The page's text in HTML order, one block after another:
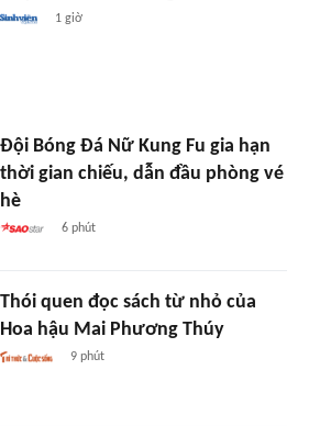
1 giờ
Đội Bóng Đá Nữ Kung Fu gia hạn
thời gian chiếu, dẫn đầu phòng vé
hè
6 phút
Thói quen đọc sách từ nhỏ của
Hoa hậu Mai Phương Thúy
9 phút